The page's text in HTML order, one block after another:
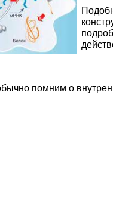
помним о